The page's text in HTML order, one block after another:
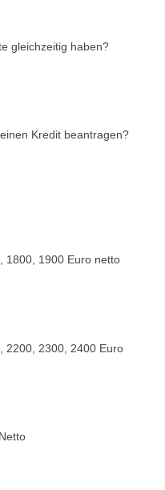
gleichzeitig haben?
Kredit beantragen?
1800, 1900 Euro netto
2200, 2300, 2400 Euro